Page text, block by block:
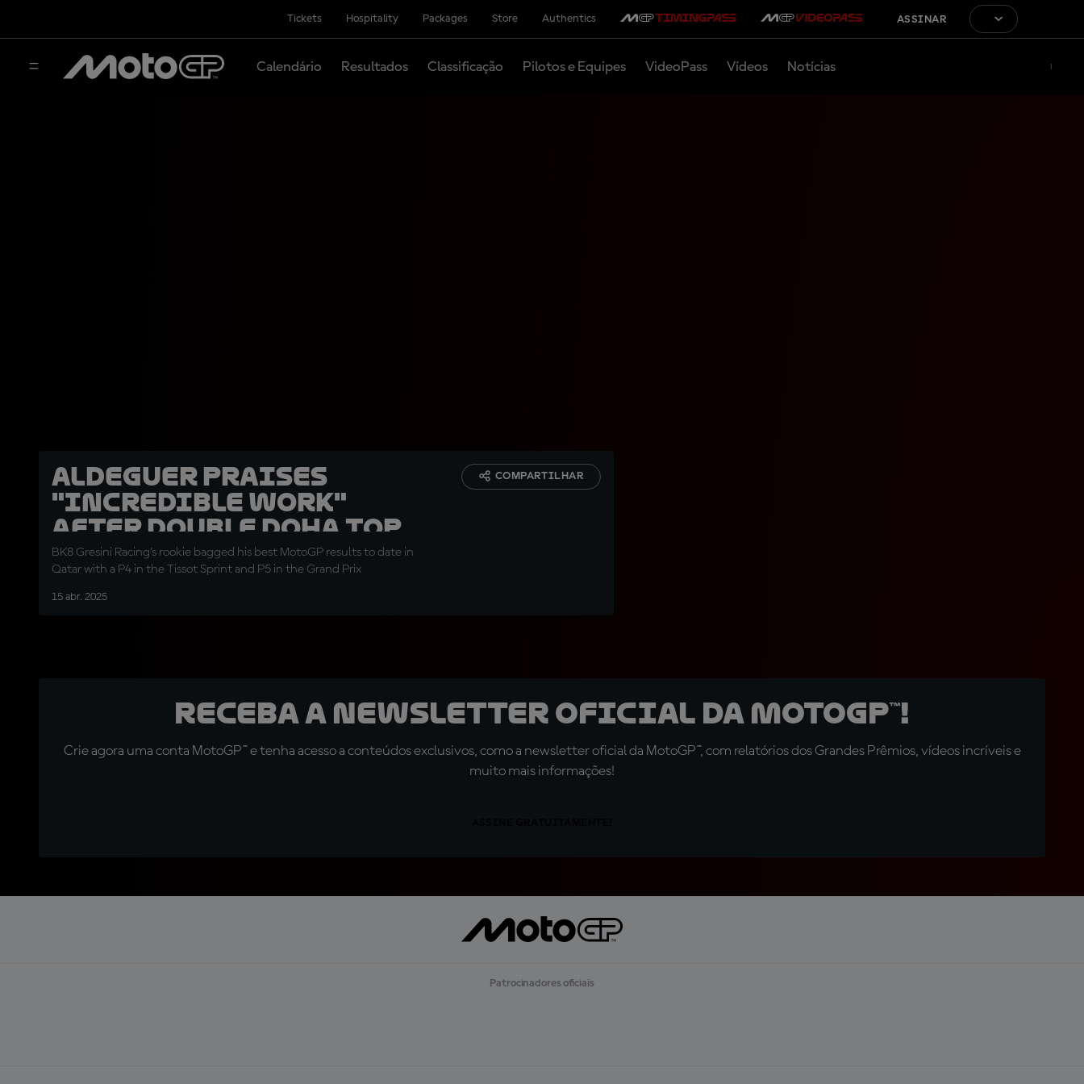
Tickets Hospitality Packages Store Authentics ASSINAR
Calendário Resultados Classificação Pilotos e Equipes VideoPass Vídeos Notícias
Aldeguer praises
"incredible work"
after double Doha top
five
BK8 Gresini Racing’s rookie bagged his best MotoGP results to date in
Qatar with a P4 in the Tissot Sprint and P5 in the Grand Prix
15 abr. 2025
COMPARTILHAR
Receba a newsletter oficial da MotoGP™!
Crie agora uma conta MotoGP™ e tenha acesso a conteúdos exclusivos, como a newsletter oficial da MotoGP™, com relatórios dos Grandes Prêmios, vídeos incríveis e
muito mais informações!
Patrocinadores oficiais